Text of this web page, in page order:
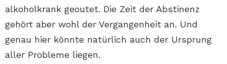
alkoholkrank geoutet. Die Zeit der Abstinenz
gehört aber wohl der Vergangenheit an. Und
genau hier könnte natürlich auch der Ursprung
aller Probleme liegen.